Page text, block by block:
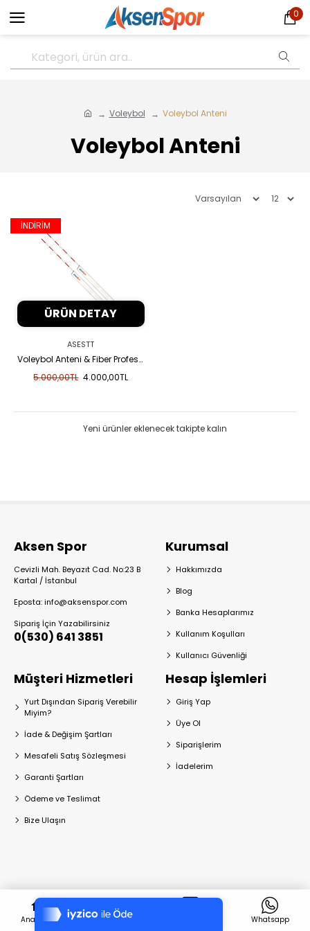
7/24 Canlı Destek
%100 Sorunsuz Alışveriş
0
Voleybol Voleybol Anteni
Voleybol Anteni
İNDİRİM
ASESTT
Voleybol Anteni & Fiber Profesyonel
4.000,00TL
5.000,00TL
ÜRÜN DETAY
Yeni ürünler eklenecek takipte kalın
Aksen Spor
Cevizli Mah. Beyazıt Cad. No:23 B
Kartal / İstanbul
Eposta: info@aksenspor.com
Sipariş İçin Yazabilirsiniz
0(530) 641 3851
Kurumsal
Hakkımızda
Blog
Banka Hesaplarımız
Kullanım Koşulları
Kullanıcı Güvenliği
Müşteri Hizmetleri
Yurt Dışından Sipariş Verebilir
Miyim?
İade & Değişim Şartları
Mesafeli Satış Sözleşmesi
Garanti Şartları
Ödeme ve Teslimat
Bize Ulaşın
Hesap İşlemleri
Giriş Yap
Üye Ol
Siparişlerim
İadelerim
© 2024 Aksen Spor | Her Hakkı Saklıdır
Anasayfa Hesabım Whatsapp